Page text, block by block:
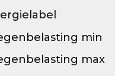
min
max